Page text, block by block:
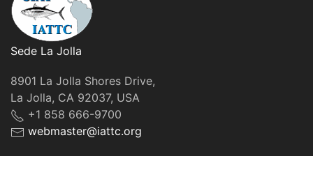
Sede La Jolla
8901 La Jolla Shores Drive,
La Jolla, CA 92037, USA
+1 858 666-9700
webmaster@iattc.org